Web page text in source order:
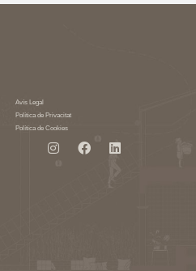
Avís Legal
Política de Privacitat
Política de Cookies